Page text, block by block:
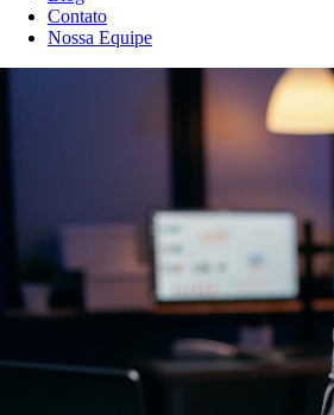
Contato
Nossa Equipe